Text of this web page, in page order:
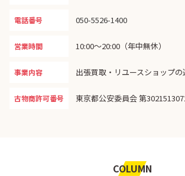
電話番号 050-5526-1400
営業時間 10:00〜20:00（年中無休）
事業内容 出張買取・リユースショップの
古物商許可番号 東京都公安委員会 第
COLUMN